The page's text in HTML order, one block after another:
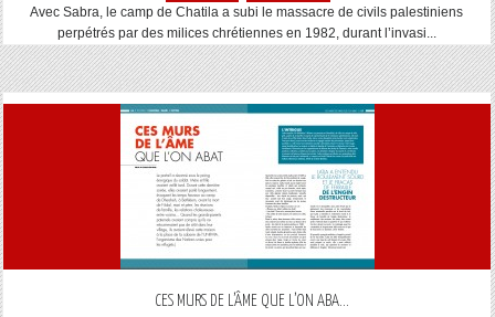
Avec Sabra, le camp de Chatila a subi le massacre de civils palestiniens
perpétrés par des milices chrétiennes en 1982, durant l’invasi...
CES MURS DE L’ÂME QUE L’ON ABA...